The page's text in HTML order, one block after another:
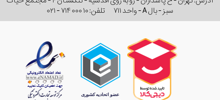
سبز - بال A - واحد ۷۱۱
تلفن:۰۲۱ - ۷۱۴ ۰۰۰ ۱۰